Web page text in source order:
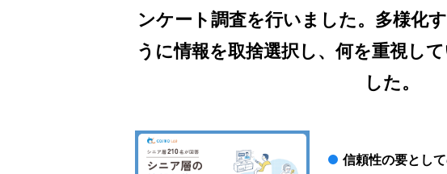
ンケート調査を行いました。多様化
うに情報を取捨選択し、何を重視し
した。
信頼性の要とし